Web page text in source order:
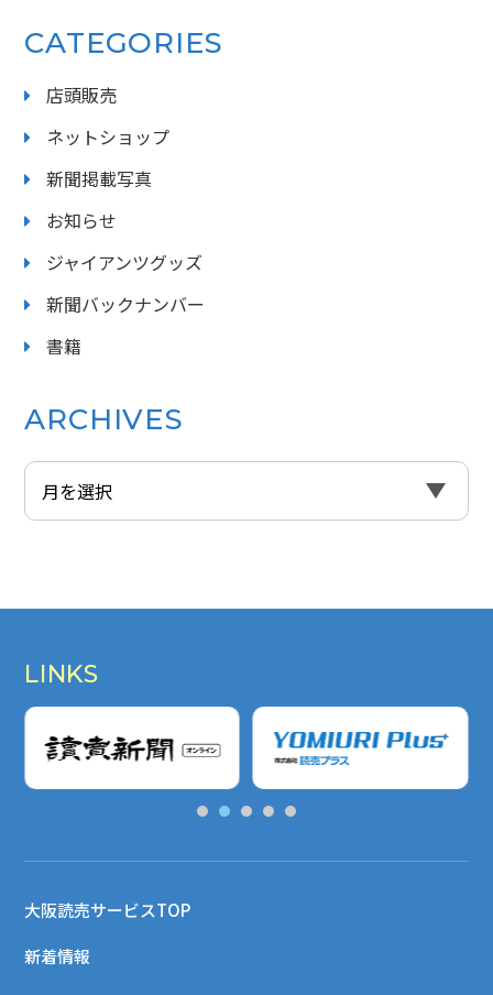
CATEGORIES
店頭販売
ネットショップ
新聞掲載写真
お知らせ
ジャイアンツグッズ
新聞バックナンバー
書籍
ARCHIVES
LINKS
大阪読売サービスTOP
新着情報